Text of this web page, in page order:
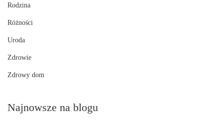
Rodzina
Różności
Uroda
Zdrowie
Zdrowy dom
Najnowsze na blogu